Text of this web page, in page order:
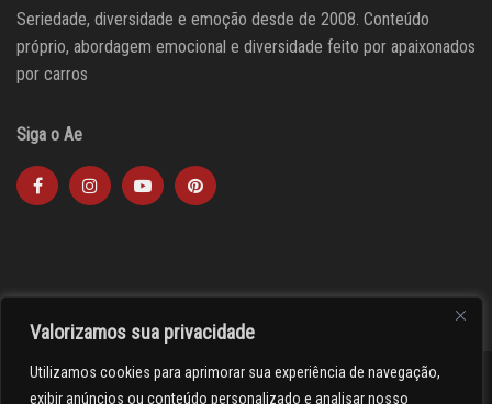
Valorizamos sua privacidade
Utilizamos cookies para aprimorar sua experiência de navegação,
exibir anúncios ou conteúdo personalizado e analisar nosso
Seriedade, diversidade e emoção desde de 2008. Conteúdo
próprio, abordagem emocional e diversidade feito por apaixonados
por carros
Siga o Ae
><(((º> 17